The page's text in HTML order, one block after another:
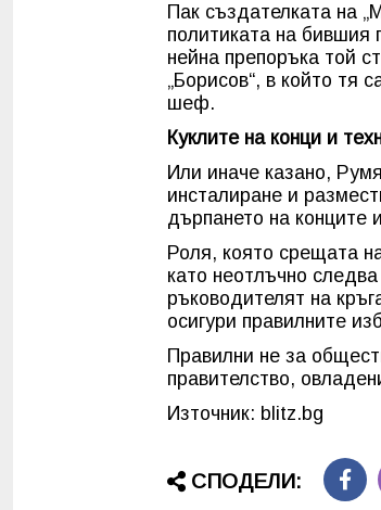
Пак създателката на
политиката на бившия
нейна препоръка той
„Борисов“, в който тя
шеф.
Куклите на конци и
Или иначе казано,
инсталиране и
дърпането на конците
Роля, която срещата
като неотлъчно
ръководителят на
осигури правилните
Правилни не за
правителство,
Източник: blitz.bg
СПОДЕЛИ: